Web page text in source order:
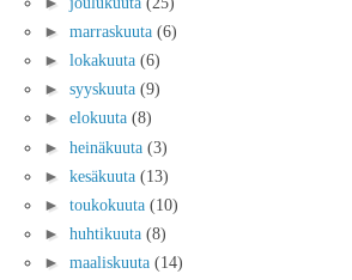
► marraskuuta (6)
► lokakuuta (6)
► syyskuuta (9)
► elokuuta (8)
► heinäkuuta (3)
► kesäkuuta (13)
► toukokuuta (10)
► huhtikuuta (8)
► maaliskuuta (14)